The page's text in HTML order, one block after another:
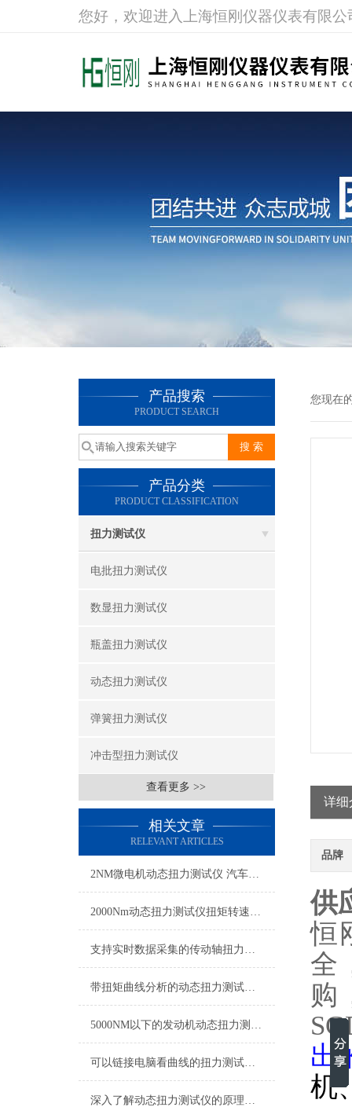
您好，欢迎进入上海恒刚仪器仪表有限公
产品搜索
PRODUCT SEARCH
产品分类
PRODUCT CLASSIFICATION
扭力测试仪
电批扭力测试仪
数显扭力测试仪
瓶盖扭力测试仪
动态扭力测试仪
弹簧扭力测试仪
冲击型扭力测试仪
查看更多 >>
相关文章
RELEVANT ARTICLES
2NM微电机动态扭力测试仪 汽车雨刮器微电机扭力测试仪
2000Nm动态扭力测试仪扭矩转速同步测量
支持实时数据采集的传动轴扭力测试仪,动态扭矩测试仪传动轴专用
带扭矩曲线分析的动态扭力测试仪 实时传输动态扭力检测仪厂家
5000NM以下的发动机动态扭力测试仪 发动机扭力转速功率测量仪带数据记录
可以链接电脑看曲线的扭力测试仪,可以直观的看数据的测电机扭力测试仪
深入了解动态扭力测试仪的原理与应用
您现在
详细
品牌
供
恒
全
购
出
机